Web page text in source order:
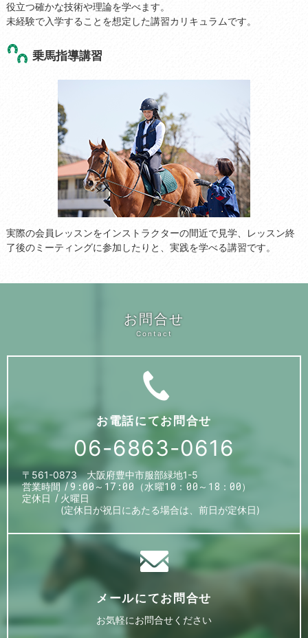
役立つ確かな技術や理論を学べます。
未経験で入学することを想定した講習カリキュラムです。
乗馬指導講習
実際の会員レッスンをインストラクターの間近で見学、レッスン終
了後のミーティングに参加したりと、実践を学べる講習です。
お問合せ
お電話にてお問合せ
06-6863-0616
〒561-0873 大阪府豊中市服部緑地1-5
営業時間
9:00～17:00（水曜10：00～18：00）
定休日
火曜日
(定休日が祝日にあたる場合は、 前日が定休日)
メールにてお問合せ
お気軽にお問合せください